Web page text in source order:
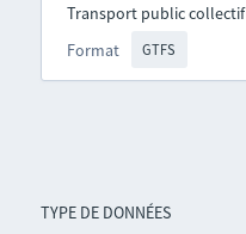
TYPE DE DONNÉES
Format GTFS
Transport public collectif